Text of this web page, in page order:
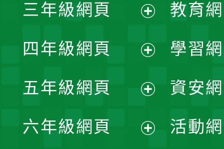
選
單
開
選
單
三年級網頁
開
選
單
四年級網頁
開
選
五年級網頁
開
六年級網頁
教育
學習
資安
活動